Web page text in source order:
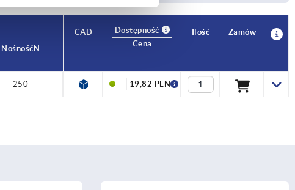
Nośność N
CAD
Dostępność
Cena
Ilość Zamów
250 19,82 PLN